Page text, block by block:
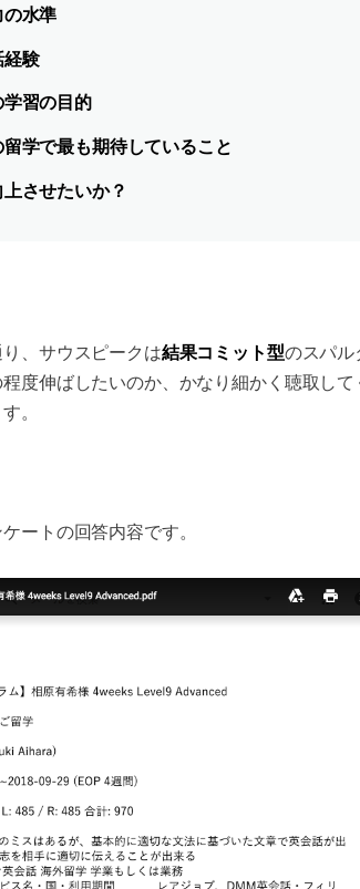
水準
経験
習の目的
学で最も期待していること
させたいか？
、サウスピークは結果コミット型のスパル
度伸ばしたいのか、かなり細かく聴取して
。
ートの回答内容です。